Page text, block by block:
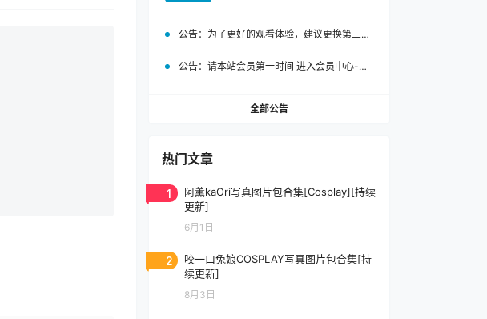
公告： 为了更好的观看体验，建议更换第三方浏览器访问泡面站
公告： 请本站会员第一时间 进入会员中心-我的设置中为您的账号绑定邮箱!
全部公告
热门文章
1
阿薰kaOri写真图片包合集[Cosplay][持续
更新]
6月1日
2
咬一口兔娘COSPLAY写真图片包合集[持
续更新]
8月3日